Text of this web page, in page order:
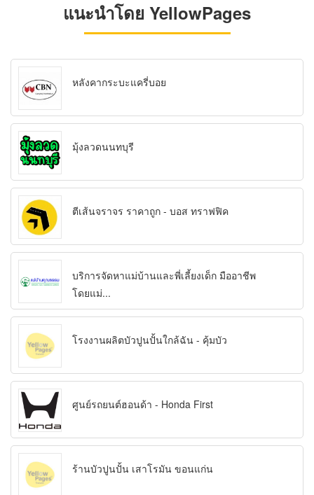
แนะนำโดย YellowPages
หลังคากระบะแครี่บอย
มุ้งลวดนนทบุรี
ตีเส้นจราจร ราคาถูก - บอส ทราฟฟิค
บริการจัดหาแม่บ้านและพี่เลี้ยงเด็ก มืออาชีพ
โดยแม่...
โรงงานผลิตบัวปูนปั้นใกล้ฉัน - คุ้มบัว
ศูนย์รถยนต์ฮอนด้า - Honda First
ร้านบัวปูนปั้น เสาโรมัน ขอนแก่น